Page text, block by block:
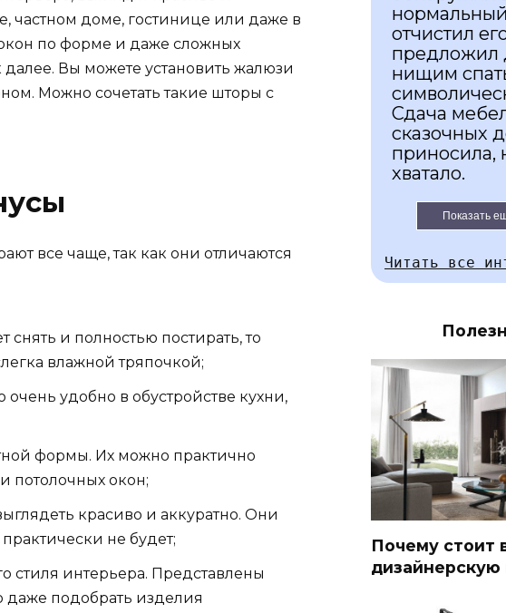
частном доме, гостинице или даже в
по форме и даже сложных
Вы можете установить жалюзи
Можно сочетать такие шторы с
все чаще, так как они отличаются
и полностью постирать, то
влажной тряпочкой;
удобно в обустройстве кухни,
формы. Их можно практично
потолочных окон;
красиво и аккуратно. Они
не будет;
стиля интерьера. Представлены
даже подобрать изделия
отчистил
предложил
нищим
Сдача
сказочных
приносила,
хватало.
Показать
Читать все
Почему стоит
дизайнерскую